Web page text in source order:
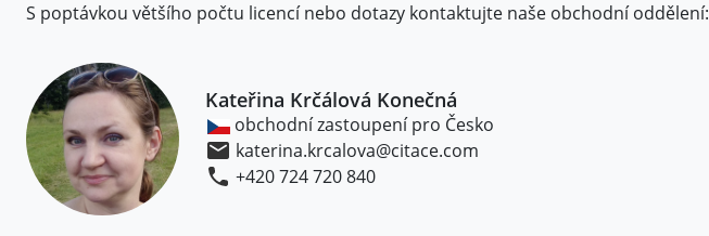
S poptávkou většího počtu licencí nebo dotazy kontaktujte naše obchodní oddělení:
Kateřina Krčálová Konečná
obchodní zastoupení pro Česko
katerina.krcalova@citace.com
+420 724 720 840